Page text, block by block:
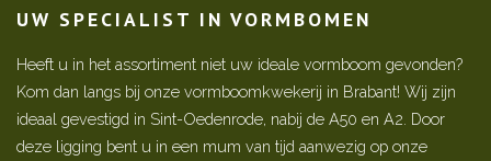
UW SPECIALIST IN VORMBOMEN
Heeft u in het assortiment niet uw ideale vormboom gevonden?
Kom dan langs bij onze vormboomkwekerij in Brabant! Wij zijn
ideaal gevestigd in Sint-Oedenrode, nabij de A50 en A2. Door
deze ligging bent u in een mum van tijd aanwezig op onze